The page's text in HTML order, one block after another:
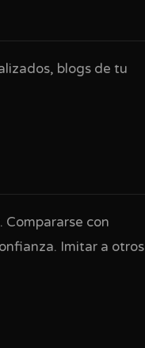
blogs de tu
Compararse con
Imitar a otros